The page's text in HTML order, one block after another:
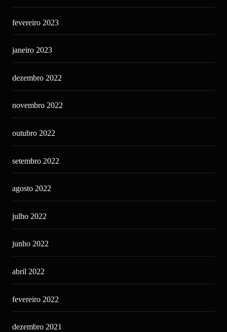
fevereiro 2023
janeiro 2023
dezembro 2022
novembro 2022
outubro 2022
setembro 2022
agosto 2022
julho 2022
junho 2022
abril 2022
fevereiro 2022
dezembro 2021